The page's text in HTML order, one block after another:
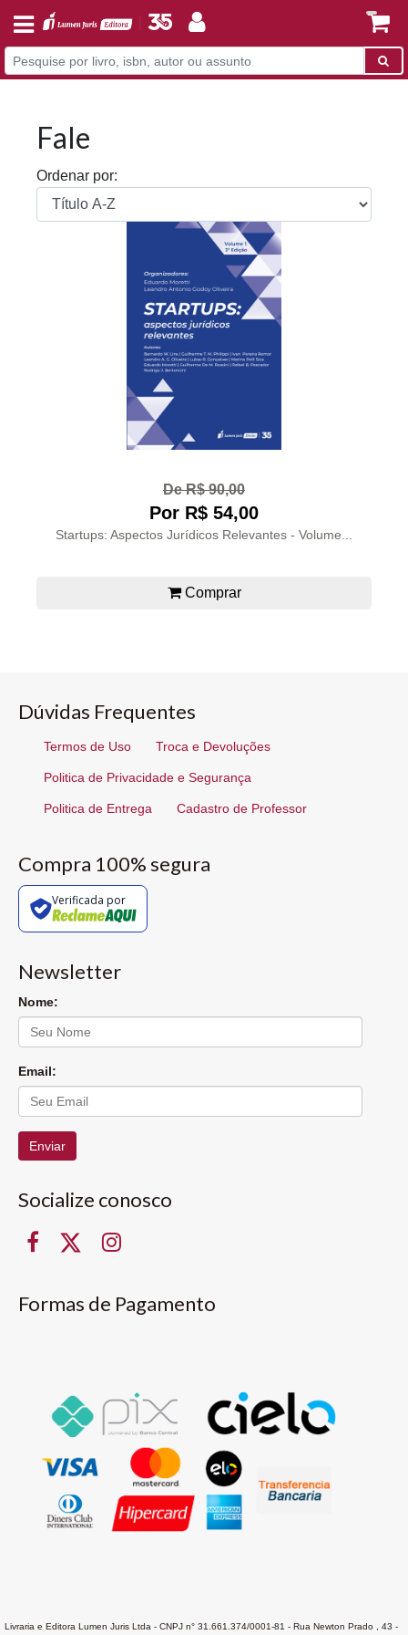
Fale
Ordenar por:
De R$ 90,00
Por R$ 54,00
Startups: Aspectos Jurídicos Relevantes - Volume...
Comprar
Dúvidas Frequentes
Termos de Uso Troca e Devoluções
Politica de Privacidade e Segurança
Politica de Entrega Cadastro de Professor
Compra 100% segura
Verificada por
Newsletter
Nome:
Email:
Enviar
Socialize conosco
Formas de Pagamento
Livraria e Editora Lumen Juris Ltda - CNPJ n° 31.661.374/0001-81 - Rua Newton Prado , 43 -